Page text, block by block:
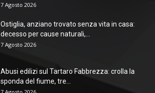
7 Agosto 2026
Ostiglia, anziano trovato senza vita in casa:
decesso per cause naturali,...
7 Agosto 2026
Abusi edilizi sul Tartaro Fabbrezza: crolla la
sponda del fiume, tre...